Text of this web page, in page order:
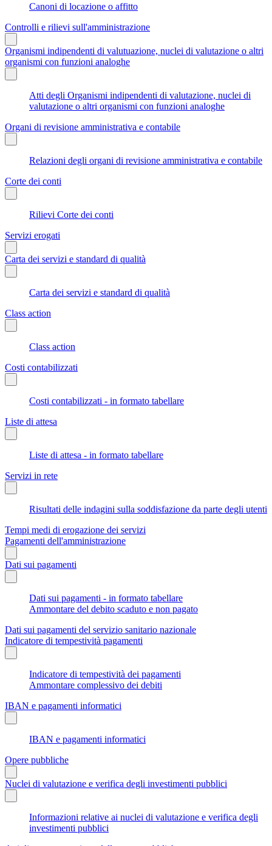
Canoni di locazione o affitto
Controlli e rilievi sull'amministrazione
Organismi indipendenti di valutuazione, nuclei di valutazione o altri
organismi con funzioni analoghe
Atti degli Organismi indipendenti di valutazione, nuclei di
valutazione o altri organismi con funzioni analoghe
Organi di revisione amministrativa e contabile
Relazioni degli organi di revisione amministrativa e contabile
Corte dei conti
Rilievi Corte dei conti
Servizi erogati
Carta dei servizi e standard di qualità
Carta dei servizi e standard di qualità
Class action
Class action
Costi contabilizzati
Costi contabilizzati - in formato tabellare
Liste di attesa
Liste di attesa - in formato tabellare
Servizi in rete
Risultati delle indagini sulla soddisfazione da parte degli utenti
Tempi medi di erogazione dei servizi
Pagamenti dell'amministrazione
Dati sui pagamenti
Dati sui pagamenti - in formato tabellare
Ammontare del debito scaduto e non pagato
Dati sui pagamenti del servizio sanitario nazionale
Indicatore di tempestività pagamenti
Indicatore di tempestività dei pagamenti
Ammontare complessivo dei debiti
IBAN e pagamenti informatici
IBAN e pagamenti informatici
Opere pubbliche
Nuclei di valutazione e verifica degli investimenti pubblici
Informazioni relative ai nuclei di valutazione e verifica degli
investimenti pubblici